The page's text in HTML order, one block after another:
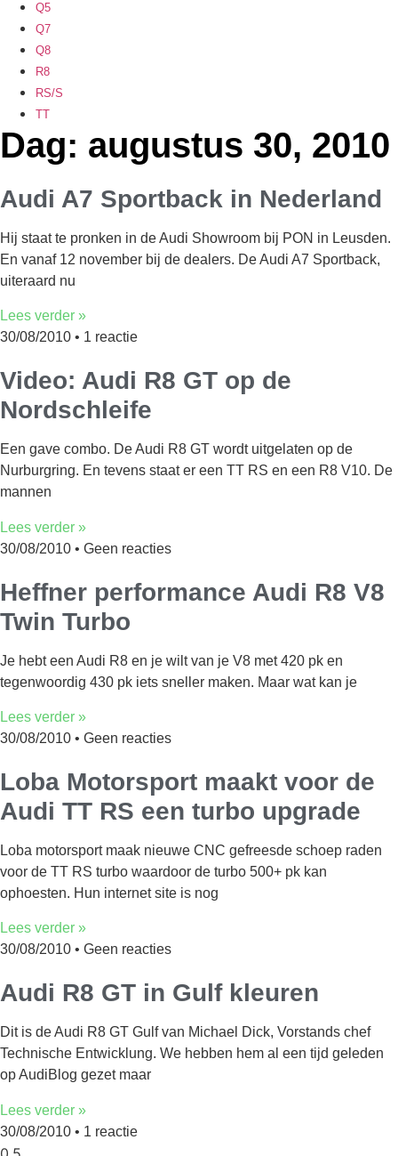
Q5
Q7
Q8
R8
RS/S
TT
Dag: augustus 30, 2010
Audi A7 Sportback in Nederland
Hij staat te pronken in de Audi Showroom bij PON in Leusden.
En vanaf 12 november bij de dealers. De Audi A7 Sportback,
uiteraard nu
Lees verder »
30/08/2010
1 reactie
Video: Audi R8 GT op de
Nordschleife
Een gave combo. De Audi R8 GT wordt uitgelaten op de
Nurburgring. En tevens staat er een TT RS en een R8 V10. De
mannen
Lees verder »
30/08/2010
Geen reacties
Heffner performance Audi R8 V8
Twin Turbo
Je hebt een Audi R8 en je wilt van je V8 met 420 pk en
tegenwoordig 430 pk iets sneller maken. Maar wat kan je
Lees verder »
30/08/2010
Geen reacties
Loba Motorsport maakt voor de
Audi TT RS een turbo upgrade
Loba motorsport maak nieuwe CNC gefreesde schoep raden
voor de TT RS turbo waardoor de turbo 500+ pk kan
ophoesten. Hun internet site is nog
Lees verder »
30/08/2010
Geen reacties
Audi R8 GT in Gulf kleuren
Dit is de Audi R8 GT Gulf van Michael Dick, Vorstands chef
Technische Entwicklung. We hebben hem al een tijd geleden
op AudiBlog gezet maar
Lees verder »
30/08/2010
1 reactie